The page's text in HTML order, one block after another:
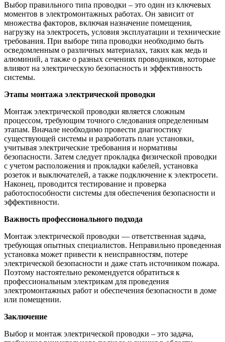
Выбор правильного типа проводки – это один из ключевых
моментов в электромонтажных работах. Он зависит от
множества факторов, включая назначение помещения,
нагрузку на электросеть, условия эксплуатации и технические
требования. При выборе типа проводки необходимо быть
осведомленным о различных материалах, таких как медь и
алюминий, а также о разных сечениях проводников, которые
влияют на электрическую безопасность и эффективность
системы.
Этапы монтажа электрической проводки
Монтаж электрической проводки является сложным
процессом, требующим точного следования определенным
этапам. Вначале необходимо провести диагностику
существующей системы и разработать план установки,
учитывая электрические требования и нормативы
безопасности. Затем следует прокладка физической проводки
с учетом расположения и прокладки кабелей, установка
розеток и выключателей, а также подключение к электросети.
Наконец, проводится тестирование и проверка
работоспособности системы для обеспечения безопасности и
эффективности.
Важность профессионального подхода
Монтаж электрической проводки — ответственная задача,
требующая опытных специалистов. Неправильно проведенная
установка может привести к неисправностям, потере
электрической безопасности и даже стать источником пожара.
Поэтому настоятельно рекомендуется обратиться к
профессиональным электрикам для проведения
электромонтажных работ и обеспечения безопасности в доме
или помещении.
Заключение
Выбор и монтаж электрической проводки – это задача,